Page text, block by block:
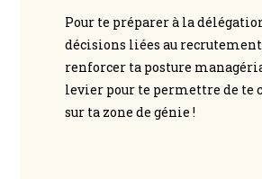
Pour te préparer à la
décisions liées au
renforcer ta posture
levier pour te permettre de te
sur ta zone de génie !